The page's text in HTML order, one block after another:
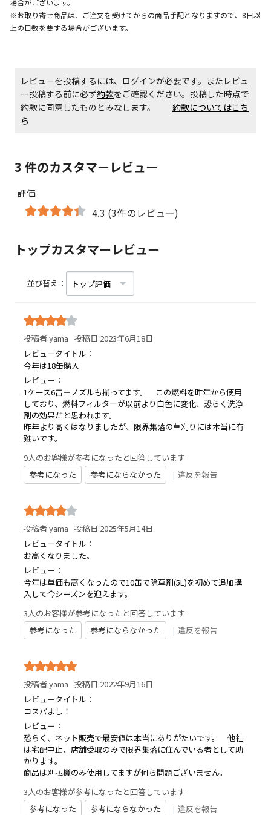
商品購入個数ごとに送料がかかる商品です
場合がございます。
※お取り寄せ商品は、ご注文を受けてからの商品手配となりますので、8日以
上の日数を要する場合がございます。
レビューを投稿するには、ログインが必要です。またレビュ
ー投稿する前に必ず約款をご確認ください。投稿した時点で
約款に同意したものとみなします。 約款についてはこち
ら
3 件のカスタマーレビュー
評価
4.3 (3件のレビュー)
トップカスタマーレビュー
並び替え：
投稿者 yama 投稿日 2023年6月18日
レビュータイトル：
今年は18缶購入
レビュー：
1ケース6缶＋ノズルも揃ってます。 この燃料を昨年から使用
しており、燃料フィルターが以前より白色に変化、恐らく洗浄
剤の効果だと思われます。
昨年より高くはなりましたが、限界集落の草刈りには本当に有
難いです。
9人のお客様が参考になったと回答しています
参考になった
参考にならなかった | 違反を報告
投稿者 yama 投稿日 2025年5月14日
レビュータイトル：
お高くなりました。
レビュー：
今年は単価も高くなったので10缶で除草剤(5L)を初めて追加購
入して今シーズンを迎えます。
3人のお客様が参考になったと回答しています
参考になった
参考にならなかった | 違反を報告
投稿者 yama 投稿日 2022年9月16日
レビュータイトル：
コスパよし！
レビュー：
恐らく、ネット販売で最安値は本当にありがたいです。 他社
は宅配中止、店舗受取のみで限界集落に住んでいる者として助
かります。
商品は刈払機のみ使用してますが何ら問題ございません。
3人のお客様が参考になったと回答しています
参考になった
参考にならなかった | 違反を報告